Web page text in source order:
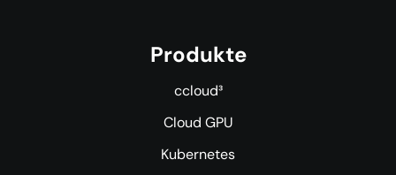
Produkte
ccloud³
Cloud GPU
Kubernetes